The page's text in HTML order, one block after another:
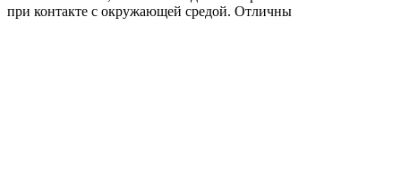
при контакте с окружающей средой. Отличны